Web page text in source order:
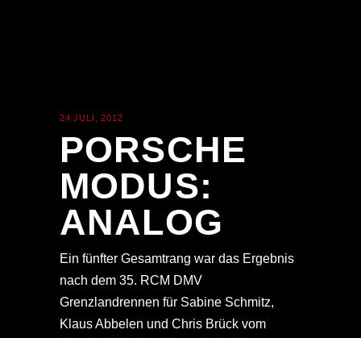
24 JULI, 2012
PORSCHE
MODUS:
ANALOG
Ein fünfter Gesamtrang war das Ergebnis
nach dem 35. RCM DMV
Grenzlandrennen für Sabine Schmitz,
Klaus Abbelen und Chris Brück vom